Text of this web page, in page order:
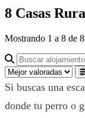
8 Casas
Mostrando 1 a 8 de 8
Buscar
Si buscas una
donde tu perro o